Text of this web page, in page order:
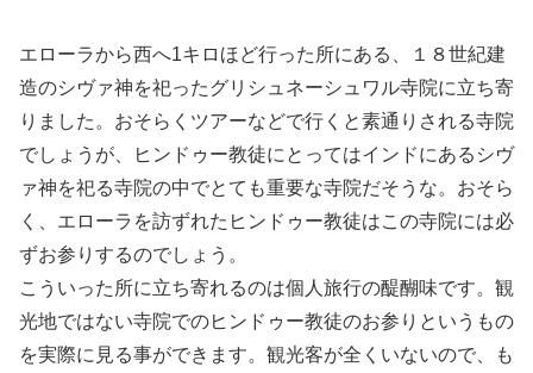
エローラから西へ1キロほど行った所にある、１８世紀建
造のシヴァ神を祀ったグリシュネーシュワル寺院に立ち寄
りました。おそらくツアーなどで行くと素通りされる寺院
でしょうが、ヒンドゥー教徒にとってはインドにあるシヴ
ァ神を祀る寺院の中でとても重要な寺院だそうな。おそら
く、エローラを訪ずれたヒンドゥー教徒はこの寺院には必
ずお参りするのでしょう。
こういった所に立ち寄れるのは個人旅行の醍醐味です。観
光地ではない寺院でのヒンドゥー教徒のお参りというもの
を実際に見る事ができます。観光客が全くいないので、も